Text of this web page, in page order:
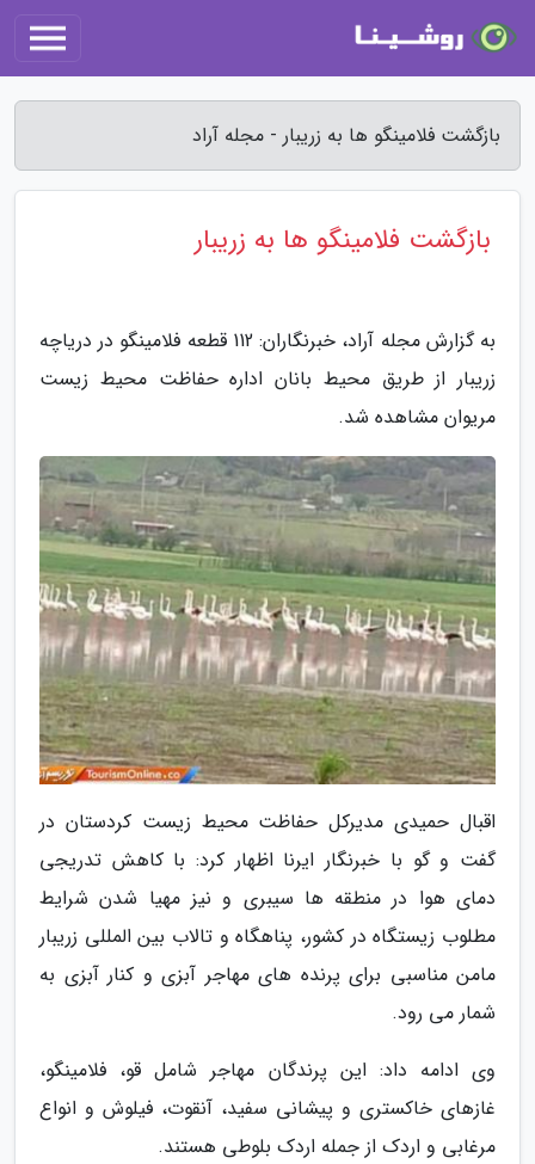
بازگشت فلامینگو ها به زریبار - مجله آراد
بازگشت فلامینگو ها به زریبار
به گزارش مجله آراد، خبرنگاران: 112 قطعه فلامینگو در دریاچه
زریبار از طریق محیط بانان اداره حفاظت محیط زیست
مریوان مشاهده شد.
اقبال حمیدی مدیرکل حفاظت محیط زیست کردستان در
گفت و گو با خبرنگار ایرنا اظهار کرد: با کاهش تدریجی
دمای هوا در منطقه ها سیبری و نیز مهیا شدن شرایط
مطلوب زیستگاه در کشور، پناهگاه و تالاب بین المللی زریبار
مامن مناسبی برای پرنده های مهاجر آبزی و کنار آبزی به
شمار می رود.
وی ادامه داد: این پرندگان مهاجر شامل قو، فلامینگو،
غازهای خاکستری و پیشانی سفید، آنقوت، فیلوش و انواع
مرغابی و اردک از جمله اردک بلوطی هستند.